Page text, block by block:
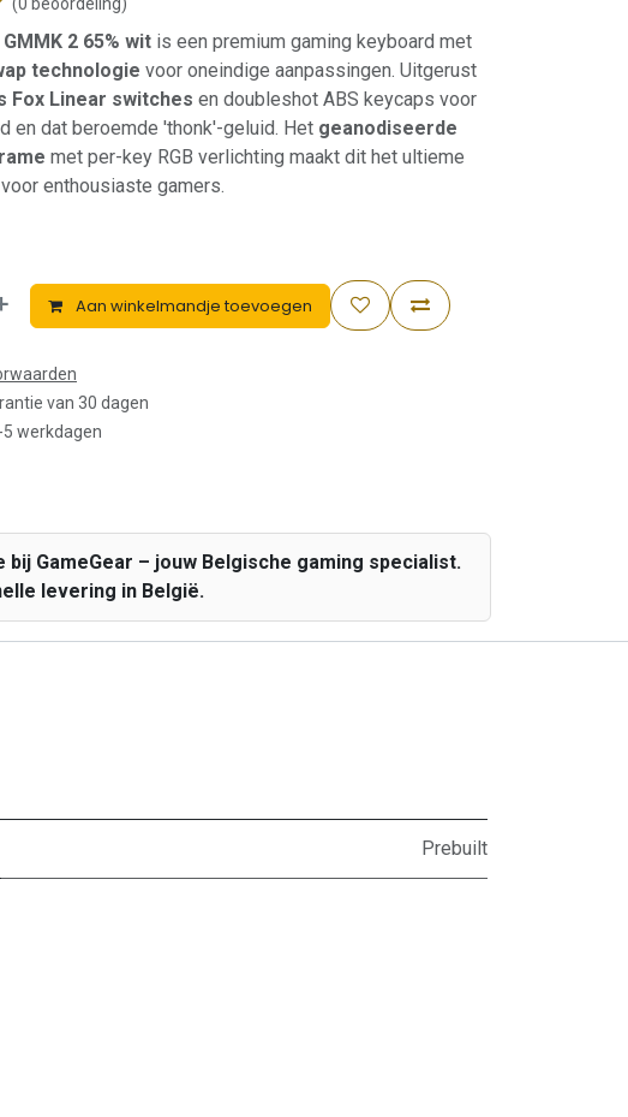
2 65% wit is een premium gaming keyboard met
technologie voor oneindige aanpassingen. Uitgerust
Fox Linear switches en doubleshot ABS keycaps voor
en dat beroemde 'thonk'-geluid. Het geanodiseerde
met per-key RGB verlichting maakt dit het ultieme
enthousiaste gamers.
Aan winkelmandje toevoegen
van 30 dagen
werkdagen
bij GameGear – jouw Belgische gaming specialist.
levering in België.
Prebuilt